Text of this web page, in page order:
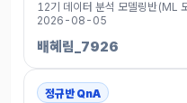
12기 데이터 분석 모델링반(ML
2026-08-05
배혜림_7926
정규반 QnA